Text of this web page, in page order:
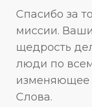
Спасибо за
миссии.
щедрость
люди по
изменяющее
Слова.